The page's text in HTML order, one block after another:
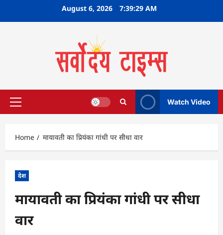
August 6, 2026 7:39:29 AM
Primary
Watch Video
Home मायावती का प्रियंका गांधी पर सीधा वार
देश
मायावती का प्रियंका गांधी पर सीधा
वार